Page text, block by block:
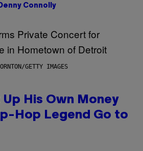
Denny Connolly
GETTY IMAGES
Up His Own Money
Hop Legend Go to